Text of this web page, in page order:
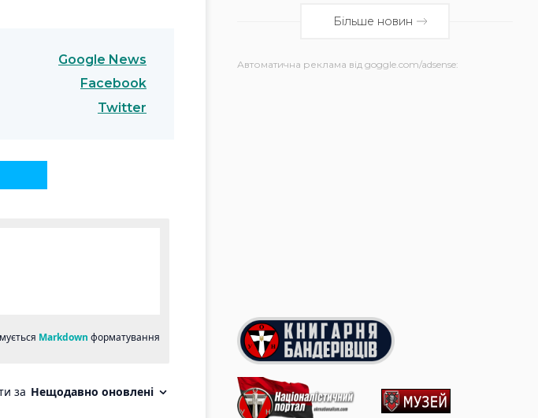
Google News
Facebook
Twitter
Більше новин
Автоматична реклама від goggle.com/adsense: